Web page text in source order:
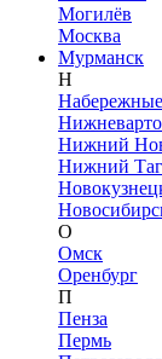
Могилёв
Москва
Мурманск
Н
Нижний
Нижний
О
Омск
Оренбург
П
Пенза
Пермь